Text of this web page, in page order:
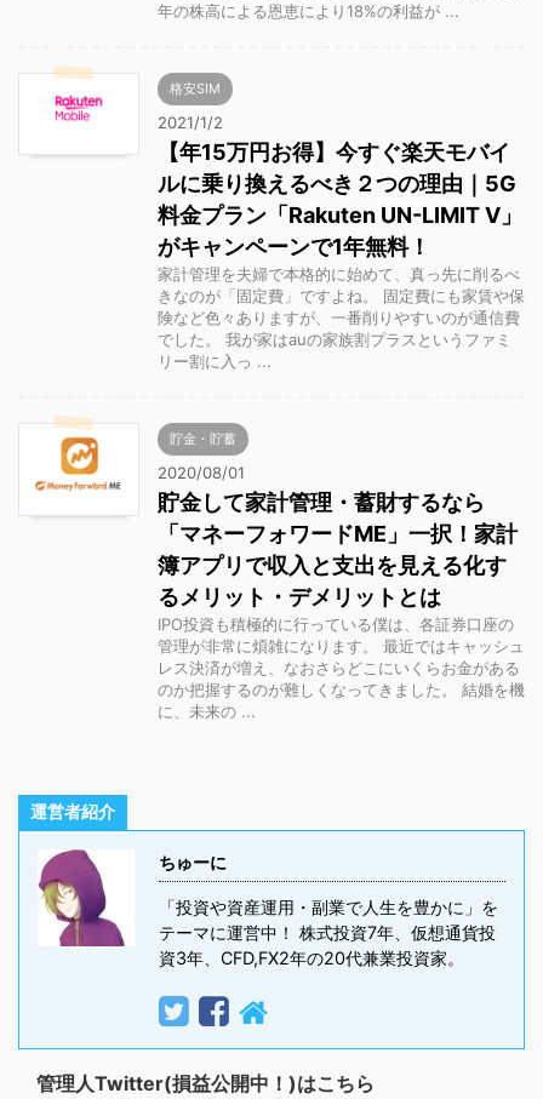
年の株高による恩恵により18%の利益が ...
格安SIM
2021/1/2
【年15万円お得】今すぐ楽天モバイ
ルに乗り換えるべき２つの理由｜5G
料金プラン「Rakuten UN-LIMIT V」
がキャンペーンで1年無料！
家計管理を夫婦で本格的に始めて、真っ先に削るべ
きなのが「固定費」ですよね。 固定費にも家賃や保
険など色々ありますが、一番削りやすいのが通信費
でした。 我が家はauの家族割プラスというファミ
リー割に入っ ...
貯金・貯蓄
2020/08/01
貯金して家計管理・蓄財するなら
「マネーフォワードME」一択！家計
簿アプリで収入と支出を見える化す
るメリット・デメリットとは
IPO投資も積極的に行っている僕は、各証券口座の
管理が非常に煩雑になります。 最近ではキャッシュ
レス決済が増え、なおさらどこにいくらお金がある
のか把握するのが難しくなってきました。 結婚を機
に、未来の ...
運営者紹介
ちゅーに
「投資や資産運用・副業で人生を豊かに」を
テーマに運営中！ 株式投資7年、仮想通貨投
資3年、CFD,FX2年の20代兼業投資家。
管理人Twitter(損益公開中！)はこちら